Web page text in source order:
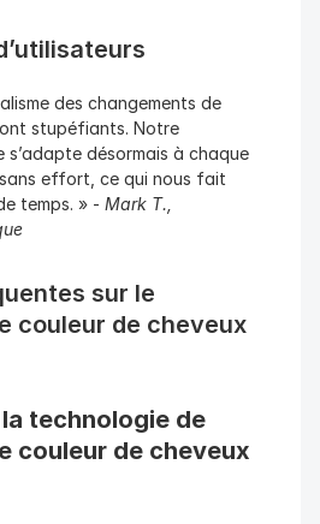
des changements de
stupéfiants. Notre
s’adapte désormais à chaque
effort, ce qui nous fait
temps. » - Mark T.,
sur le
couleur de cheveux
technologie de
couleur de cheveux